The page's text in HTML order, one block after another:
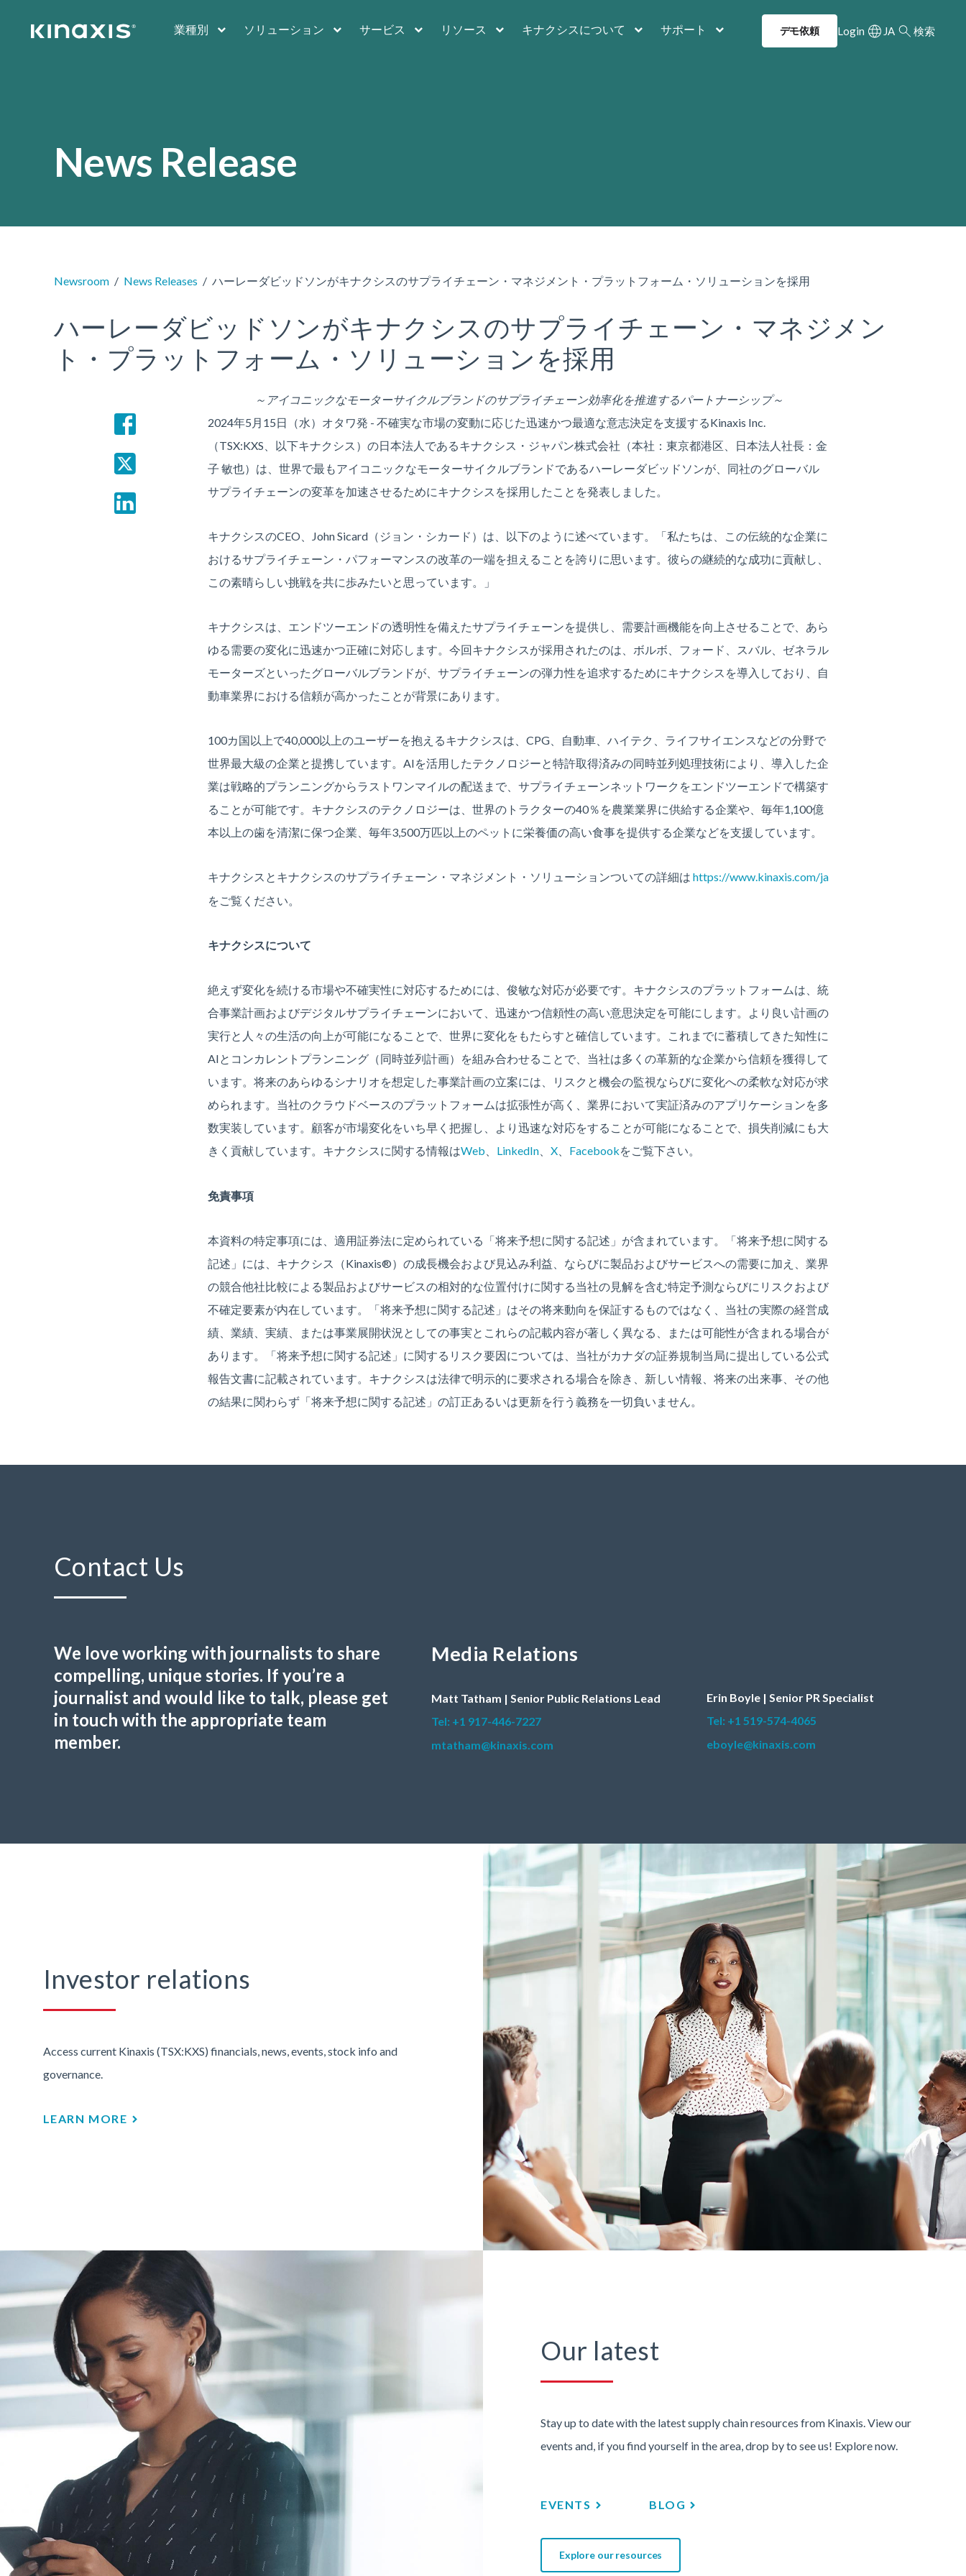
業種別
ソリューション サービス リソース キナクシスについて サポート Utility
デモ依頼 Login JA 検索
News Release
Newsroom News Releases ハーレーダビッドソンがキナクシスのサプライチェーン・マネジメント・プラットフォーム・ソリューションを採用
ハーレーダビッドソンがキナクシスのサプライチェーン・マネジメン
ト・プラットフォーム・ソリューションを採用
～アイコニックなモーターサイクルブランドのサプライチェーン効率化を推進するパートナーシップ～
2024年5月15日（水）オタワ発 - 不確実な市場の変動に応じた迅速かつ最適な意志決定を支援するKinaxis Inc.
（TSX:KXS、以下キナクシス）の日本法人であるキナクシス・ジャパン株式会社（本社：東京都港区、日本法人社長：金
子 敏也）は、世界で最もアイコニックなモーターサイクルブランドであるハーレーダビッドソンが、同社のグローバル
サプライチェーンの変革を加速させるためにキナクシスを採用したことを発表しました。
キナクシスのCEO、John Sicard（ジョン・シカード）は、以下のように述べています。「私たちは、この伝統的な企業に
おけるサプライチェーン・パフォーマンスの改革の一端を担えることを誇りに思います。彼らの継続的な成功に貢献し、
この素晴らしい挑戦を共に歩みたいと思っています。」
キナクシスは、エンドツーエンドの透明性を備えたサプライチェーンを提供し、需要計画機能を向上させることで、あら
ゆる需要の変化に迅速かつ正確に対応します。今回キナクシスが採用されたのは、ボルボ、フォード、スバル、ゼネラル
モーターズといったグローバルブランドが、サプライチェーンの弾力性を追求するためにキナクシスを導入しており、自
動車業界における信頼が高かったことが背景にあります。
100カ国以上で40,000以上のユーザーを抱えるキナクシスは、CPG、自動車、ハイテク、ライフサイエンスなどの分野で
世界最大級の企業と提携しています。AIを活用したテクノロジーと特許取得済みの同時並列処理技術により、導入した企
業は戦略的プランニングからラストワンマイルの配送まで、サプライチェーンネットワークをエンドツーエンドで構築す
ることが可能です。キナクシスのテクノロジーは、世界のトラクターの40％を農業業界に供給する企業や、毎年1,100億
本以上の歯を清潔に保つ企業、毎年3,500万匹以上のペットに栄養価の高い食事を提供する企業などを支援しています。
キナクシスとキナクシスのサプライチェーン・マネジメント・ソリューションついての詳細は https://www.kinaxis.com/ja
をご覧ください。
キナクシスについて
絶えず変化を続ける市場や不確実性に対応するためには、俊敏な対応が必要です。キナクシスのプラットフォームは、統
合事業計画およびデジタルサプライチェーンにおいて、迅速かつ信頼性の高い意思決定を可能にします。より良い計画の
実行と人々の生活の向上が可能になることで、世界に変化をもたらすと確信しています。これまでに蓄積してきた知性に
AIとコンカレントプランニング（同時並列計画）を組み合わせることで、当社は多くの革新的な企業から信頼を獲得して
います。将来のあらゆるシナリオを想定した事業計画の立案には、リスクと機会の監視ならびに変化への柔軟な対応が求
められます。当社のクラウドベースのプラットフォームは拡張性が高く、業界において実証済みのアプリケーションを多
数実装しています。顧客が市場変化をいち早く把握し、より迅速な対応をすることが可能になることで、損失削減にも大
きく貢献しています。キナクシスに関する情報はWeb LinkedIn、 X、 Facebookをご覧下さい。
免責事項
本資料の特定事項には、適用証券法に定められている「将来予想に関する記述」が含まれています。「将来予想に関する
記述」には、キナクシス（Kinaxis®）の成長機会および見込み利益、ならびに製品およびサービスへの需要に加え、業界
の競合他社比較による製品およびサービスの相対的な位置付けに関する当社の見解を含む特定予測ならびにリスクおよび
不確定要素が内在しています。「将来予想に関する記述」はその将来動向を保証するものではなく、当社の実際の経営成
績、業績、実績、または事業展開状況としての事実とこれらの記載内容が著しく異なる、または可能性が含まれる場合が
あります。「将来予想に関する記述」に関するリスク要因については、当社がカナダの証券規制当局に提出している公式
報告文書に記載されています。キナクシスは法律で明示的に要求される場合を除き、新しい情報、将来の出来事、その他
の結果に関わらず「将来予想に関する記述」の訂正あるいは更新を行う義務を一切負いません。
Contact Us
We love working with journalists to share
compelling, unique stories. If you’re a
journalist and would like to talk, please get
in touch with the appropriate team
member.
Media Relations
Matt Tatham | Senior Public Relations Lead
Tel: +1 917-446-7227
mtatham@kinaxis.com
Erin Boyle | Senior PR Specialist
Tel: +1 519-574-4065
eboyle@kinaxis.com
Investor relations
Access current Kinaxis (TSX:KXS) financials, news, events, stock info and
governance.
LEARN MORE
Our latest
Stay up to date with the latest supply chain resources from Kinaxis. View our
events and, if you find yourself in the area, drop by to see us! Explore now.
EVENTS BLOG
Explore our resources